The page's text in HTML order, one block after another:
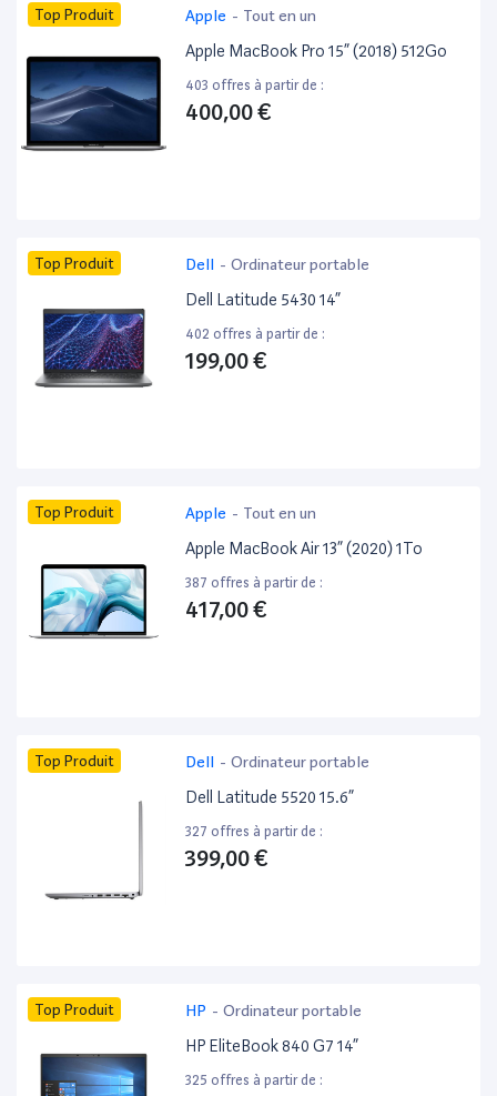
Top Produit Apple - Tout en un
Apple MacBook Pro 15” (2018) 512Go
403 offres à partir de :
400,00 €
Top Produit Dell - Ordinateur portable
Dell Latitude 5430 14”
402 offres à partir de :
199,00 €
Top Produit Apple - Tout en un
Apple MacBook Air 13” (2020) 1To
387 offres à partir de :
417,00 €
Top Produit Dell - Ordinateur portable
Dell Latitude 5520 15.6”
327 offres à partir de :
399,00 €
Top Produit HP - Ordinateur portable
HP EliteBook 840 G7 14”
325 offres à partir de :